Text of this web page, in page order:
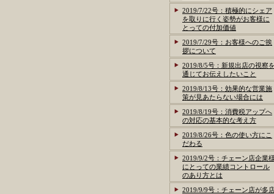
2019/7/22号：積極的にシェア
を取りに行く姿勢がお客様に
とっての付加価値
2019/7/29号：お客様へのご挨
拶について
2019/8/5号：新規出店の視察を
通じてお伝えしたいこと
2019/8/13号：効果的な営業施
策が見あたらない場合には
2019/8/19号：消費税アップへ
の対応の基本的な考え方
2019/8/26号：色の使い方にこ
だわる
2019/9/2号：チェーン店企業
にとっての業績コントロール
のあり方とは
2019/9/9号：チェーン店が多